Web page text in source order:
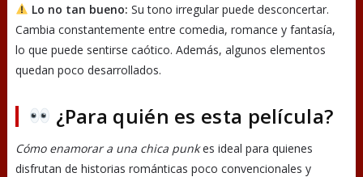
Lo no tan bueno: Su tono irregular puede desconcertar.
Cambia constantemente entre comedia, romance y fantasía,
lo que puede sentirse caótico. Además, algunos elementos
quedan poco desarrollados.
¿Para quién es esta película?
Cómo enamorar a una chica punkes ideal para quienes
disfrutan de historias románticas poco convencionales y